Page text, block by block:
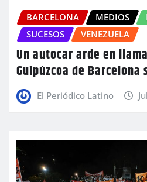
BARCELONA MEDIOS
SUCESOS
VENEZUELA
Un autocar arde en
Guipúzcoa de
El Periódico Latino